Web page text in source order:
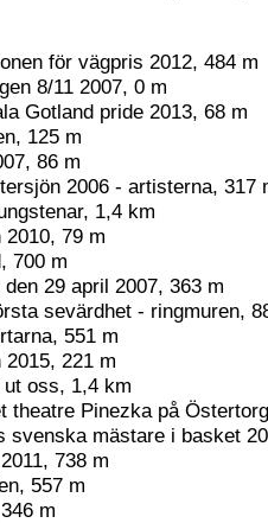
för vägpris 2012, 484 m
8/11 2007, 0 m
Gotland pride 2013, 68 m
125 m
86 m
2006 - artisterna, 317
1,4 km
2010, 79 m
700 m
den 29 april 2007, 363 m
sevärdhet - ringmuren,
551 m
2015, 221 m
oss, 1,4 km
theatre Pinezka på
svenska mästare i basket
738 m
557 m
m